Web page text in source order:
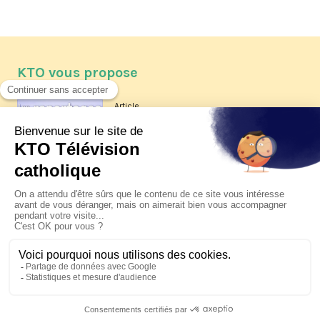
KTO vous propose
Article
Les reportages d'été 2026 de KTO
La visite pastorale du pape Léon
XIV à Assise à suivre sur KTO le
jeudi 6 août
Le pape en Uruguay, Argentine et
Pérou du 6 au 17 novembre 2026